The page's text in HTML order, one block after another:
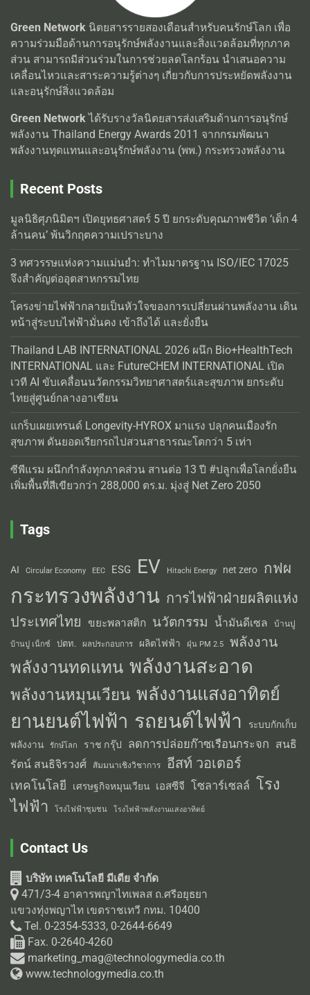
Green Network นิตยสารรายสองเดือนสำหรับคนรักษ์โลก เพื่อ
ความร่วมมือด้านการอนุรักษ์พลังงานและสิ่งแวดล้อมที่ทุกภาค
ส่วน สามารถมีส่วนร่วมในการช่วยลดโลกร้อน นำเสนอความ
เคลื่อนไหวและสาระความรู้ต่างๆ เกี่ยวกับการประหยัดพลังงาน
และอนุรักษ์สิ่งแวดล้อม
Green Networkได้รับรางวัลนิตยสารส่งเสริมด้านการอนุรักษ์
พลังงาน Thailand Energy Awards 2011 จากกรมพัฒนา
พลังงานทุดแทนและอนุรักษ์พลังงาน (พพ.) กระทรวงพลังงาน
Recent Posts
มูลนิธิศุภนิมิตฯ เปิดยุทธศาสตร์ 5 ปี ยกระดับคุณภาพชีวิต ‘เด็ก 4
ล้านคน’ พ้นวิกฤตความเปราะบาง
3 ทศวรรษแห่งความแม่นยำ: ทำไมมาตรฐาน ISO/IEC 17025
จึงสำคัญต่ออุตสาหกรรมไทย
โครงข่ายไฟฟ้ากลายเป็นหัวใจของการเปลี่ยนผ่านพลังงาน เดิน
หน้าสู่ระบบไฟฟ้ามั่นคง เข้าถึงได้ และยั่งยืน
Thailand LAB INTERNATIONAL 2026 ผนึก Bio+HealthTech
INTERNATIONAL และ FutureCHEM INTERNATIONAL เปิด
เวที AI ขับเคลื่อนนวัตกรรมวิทยาศาสตร์และสุขภาพ ยกระดับ
ไทยสู่ศูนย์กลางอาเซียน
แกร็บเผยเทรนด์ Longevity-HYROX มาแรง ปลุกคนเมืองรัก
สุขภาพ ดันยอดเรียกรถไปสวนสาธารณะโตกว่า 5 เท่า
ซีพีแรม ผนึกกำลังทุกภาคส่วน สานต่อ 13 ปี #ปลูกเพื่อโลกยั่งยืน
เพิ่มพื้นที่สีเขียวกว่า 288,000 ตร.ม. มุ่งสู่ Net Zero 2050
Tags
AI Circular Economy EEC ESG EV Hitachi Energy net zero กฟผ
กระทรวงพลังงาน การไฟฟ้าฝ่ายผลิตแห่ง
ประเทศไทย
ขยะพลาสติก นวัตกรรม น้ำมันดีเซล บ้านปู
บ้านปู เน็กซ์ ปตท. ผลประกอบการ ผลิตไฟฟ้า ฝุ่น PM 2.5 พลังงาน
พลังงานทดแทน พลังงานสะอาด
พลังงานหมุนเวียน พลังงานแสงอาทิตย์
ยานยนต์ไฟฟ้า รถยนต์ไฟฟ้า
ระบบกักเก็บ
พลังงาน
รักษ์โลก ราช กรุ๊ป ลดการปล่อยก๊าซเรือนกระจก สนธิ
รัตน์ สนธิจิรวงศ์
สัมมนาเชิงวิชาการ อีสท์ วอเตอร์
เทคโนโลยี เศรษฐกิจหมุนเวียน เอสซีจี โซลาร์เซลล์ โรง
ไฟฟ้า
โรงไฟฟ้าชุมชน โรงไฟฟ้าพลังงานแสงอาทิตย์
Contact Us
บริษัท เทคโนโลยี มีเดีย จำกัด
471/3-4 อาคารพญาไทเพลส ถ.ศรีอยุธยา
แขวงทุ่งพญาไท เขตราชเทวี กทม. 10400
Tel. 0-2354-5333, 0-2644-6649
Fax. 0-2640-4260
marketing_mag@technologymedia.co.th
www.technologymedia.co.th